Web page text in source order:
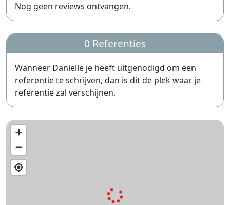
Nog geen reviews ontvangen.
0 Referenties
Wanneer Danielle je heeft uitgenodigd om een
referentie te schrijven, dan is dit de plek waar je
referentie zal verschijnen.